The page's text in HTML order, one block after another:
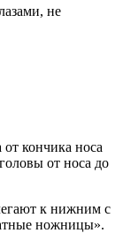
не
кончика носа
от носа до
к нижним с
ножницы».